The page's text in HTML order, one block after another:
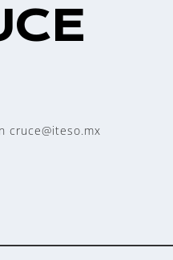
cruce@iteso.mx